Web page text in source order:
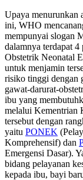
Upaya menurunkan
ini, WHO
mempunyai slogan
dalamnya terdapat 4
Obstetrik Neonatal
untuk menjamin
risiko tinggi dengan
gawat-darurat-
ibu yang
melalui Kementrian
tersebut dengan
yaitu PONEK
Komprehensif) dan
Emergensi Dasar).
bidang pelayanan
kepada ibu, bayi